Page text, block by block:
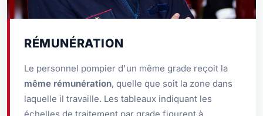
RÉMUNÉRATION
Le personnel pompier d'un même grade reçoit la
même rémunération, quelle que soit la zone dans
laquelle il travaille. Les tableaux indiquant les
échelles de traitement par grade figurent à